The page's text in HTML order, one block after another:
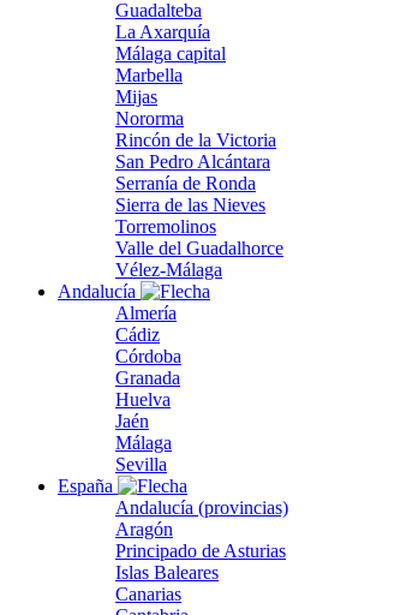
Guadalteba
La Axarquía
Málaga capital
Marbella
Mijas
Nororma
Rincón de la Victoria
San Pedro Alcántara
Serranía de Ronda
Sierra de las Nieves
Torremolinos
Valle del Guadalhorce
Vélez-Málaga
Andalucía
Almería
Cádiz
Córdoba
Granada
Huelva
Jaén
Málaga
Sevilla
España
Andalucía (provincias)
Aragón
Principado de Asturias
Islas Baleares
Canarias